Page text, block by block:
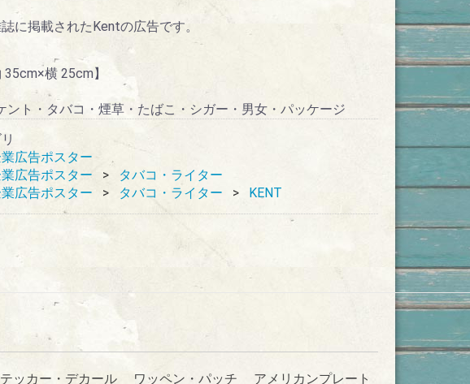
に掲載されたKentの広告です。
35cm×横 25cm】
ント・タバコ・煙草・たばこ・シガー・男女・パッケージ
広告ポスター
広告ポスター
タバコ・ライター
広告ポスター
タバコ・ライター KENT
ッカー・デカール ワッペン・パッチ アメリカンプレート